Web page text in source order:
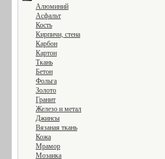
Алюминий
Асфальт
Кость
Кирпичи, стена
Карбон
Картон
Ткань
Бетон
Фольга
Золото
Гранит
Железо и метал
Джинсы
Вязаная ткань
Кожа
Мрамор
Мозаика